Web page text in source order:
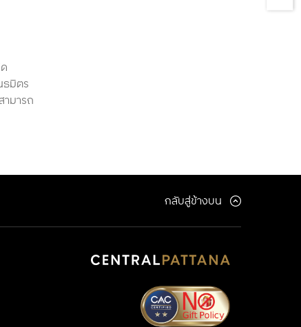
ธมิตร
มารถ
กลับสู่ข้างบน